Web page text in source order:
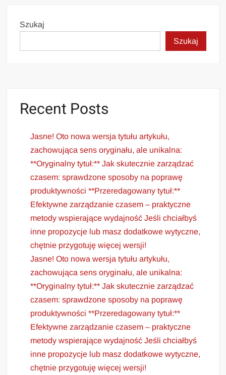
Szukaj
Szukaj
Recent Posts
Jasne! Oto nowa wersja tytułu artykułu,
zachowująca sens oryginału, ale unikalna:
**Oryginalny tytuł:** Jak skutecznie zarządzać
czasem: sprawdzone sposoby na poprawę
produktywności **Przeredagowany tytuł:**
Efektywne zarządzanie czasem – praktyczne
metody wspierające wydajność Jeśli chciałbyś
inne propozycje lub masz dodatkowe wytyczne,
chętnie przygotuję więcej wersji!
Jasne! Oto nowa wersja tytułu artykułu,
zachowująca sens oryginału, ale unikalna:
**Oryginalny tytuł:** Jak skutecznie zarządzać
czasem: sprawdzone sposoby na poprawę
produktywności **Przeredagowany tytuł:**
Efektywne zarządzanie czasem – praktyczne
metody wspierające wydajność Jeśli chciałbyś
inne propozycje lub masz dodatkowe wytyczne,
chętnie przygotuję więcej wersji!